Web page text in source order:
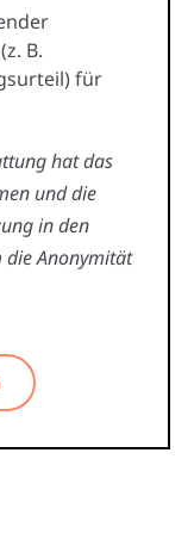
B.
für
hat das
und die
in den
die Anonymität